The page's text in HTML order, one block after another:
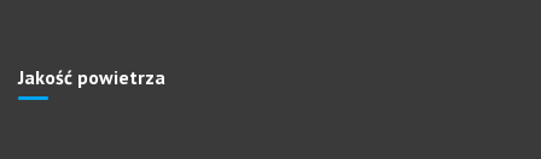
Jakość powietrza